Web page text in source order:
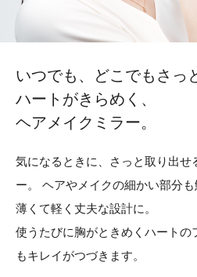
いつでも、どこでもさっ
ハートがきらめく、
ヘアメイクミラー。
気になるときに、さっと取り出せ
ー。
ヘアやメイクの細かい部分も
薄くて軽く丈夫な設計に。
使うたびに胸がときめくハートの
もキレイがつづきます。